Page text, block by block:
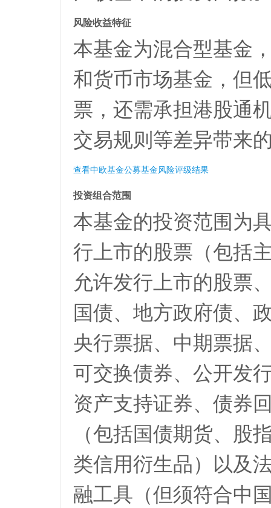
风险收益特征
本基金为混合型基金
和货币市场基金，但
票，还需承担港股通
交易规则等差异带来
查看中欧基金公募基金风险评级结果
投资组合范围
本基金的投资范围为
行上市的股票（包括
允许发行上市的股票
国债、地方政府债、
央行票据、中期票据
可交换债券、公开发
资产支持证券、债券
（包括国债期货、
类信用衍生品）以及
融工具（但须符合中